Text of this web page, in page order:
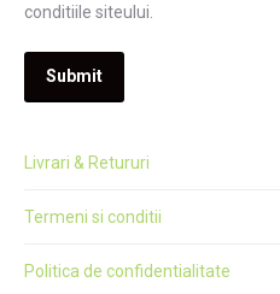
conditiile siteului.
Submit
Livrari & Retururi
Termeni si conditii
Politica de confidentialitate